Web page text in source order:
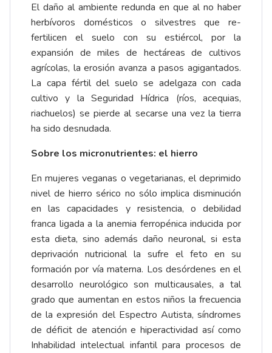
El daño al ambiente redunda en que al no haber
herbívoros domésticos o silvestres que re-
fertilicen el suelo con su estiércol, por la
expansión de miles de hectáreas de cultivos
agrícolas, la erosión avanza a pasos agigantados.
La capa fértil del suelo se adelgaza con cada
cultivo y la Seguridad Hídrica (ríos, acequias,
riachuelos) se pierde al secarse una vez la tierra
ha sido desnudada.
Sobre los micronutrientes: el hierro
En mujeres veganas o vegetarianas, el deprimido
nivel de hierro sérico no sólo implica disminución
en las capacidades y resistencia, o debilidad
franca ligada a la anemia ferropénica inducida por
esta dieta, sino además daño neuronal, si esta
deprivación nutricional la sufre el feto en su
formación por vía materna. Los desórdenes en el
desarrollo neurológico son multicausales, a tal
grado que aumentan en estos niños la frecuencia
de la expresión del Espectro Autista, síndromes
de déficit de atención e hiperactividad así como
Inhabilidad intelectual infantil para procesos de